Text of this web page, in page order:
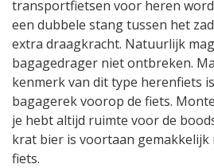
transportfietsen voor heren
een dubbele stang tussen het
extra draagkracht. Natuurlijk
bagagedrager niet ontbreken.
kenmerk van dit type herenfiets
bagagerek voorop de fiets.
je hebt altijd ruimte voor de
krat bier is voortaan gemakkelijk
fiets.